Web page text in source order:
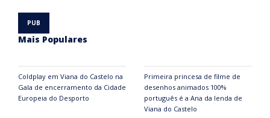
Mais Populares
Coldplay em Viana do Castelo na
Gala de encerramento da Cidade
Europeia do Desporto
Primeira princesa de filme de
desenhos animados 100%
português é a Ana da lenda de
Viana do Castelo